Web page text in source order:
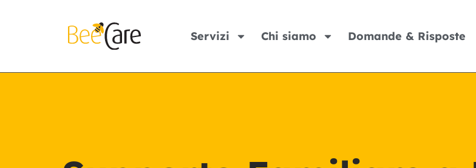
Servizi Chi siamo Domande & Risposte